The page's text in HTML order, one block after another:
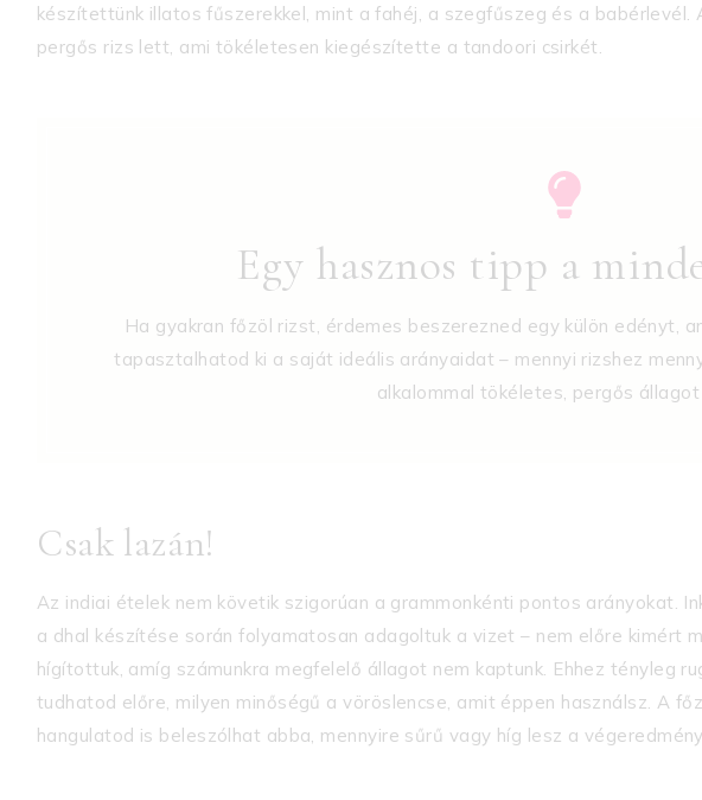
készítettünk illatos fűszerekkel, mint a fahéj, a szegfűszeg és a babérlevél.
pergős rizs lett, ami tökéletesen kiegészítette a tandoori csirkét.
Egy hasznos tipp a
Ha gyakran főzöl rizst, érdemes beszerezned egy külön edényt,
tapasztalhatod ki a saját ideális arányaidat – mennyi rizshez
alkalommal tökéletes, pergős állagot
Csak lazán!
Az indiai ételek nem követik szigorúan a grammonkénti pontos arányokat.
a dhal készítése során folyamatosan adagoltuk a vizet – nem előre kimért
hígítottuk, amíg számunkra megfelelő állagot nem kaptunk. Ehhez tényleg
tudhatod előre, milyen minőségű a vöröslencse, amit éppen használsz. A
hangulatod is beleszólhat abba, mennyire sűrű vagy híg lesz a